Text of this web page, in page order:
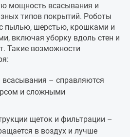
мощность всасывания и
типов покрытий. Роботы
пылью, шерстью, крошками и
включая уборку вдоль стен и
Такие возможности
– справляются
и сложными
щеток и фильтрации –
в воздух и лучше